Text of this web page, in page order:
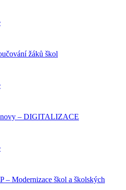
žáků škol
– DIGITALIZACE
– Modernizace škol a školských